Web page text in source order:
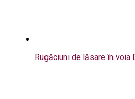
Rugăciuni de lăsare în voia